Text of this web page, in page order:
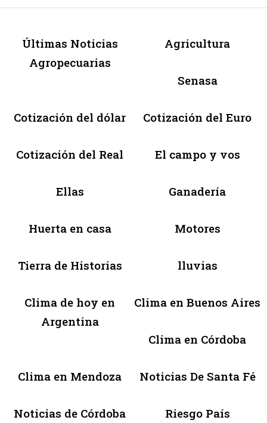
Últimas Noticias
Agropecuarias
Agricultura
Senasa
Cotización del dólar Cotización del Euro
Cotización del Real El campo y vos
Ellas Ganadería
Huerta en casa Motores
Tierra de Historias lluvias
Clima de hoy en
Argentina
Clima en Buenos Aires
Clima en Córdoba
Clima en Mendoza Noticias De Santa Fé
Noticias de Córdoba Riesgo País